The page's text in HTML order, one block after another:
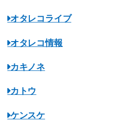
オタレコライブ
オタレコ情報
カキノネ
カトウ
ケンスケ